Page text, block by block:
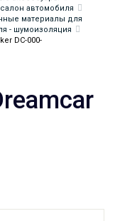
автомобиля
материалы для
- шумоизоляция
DC-000-